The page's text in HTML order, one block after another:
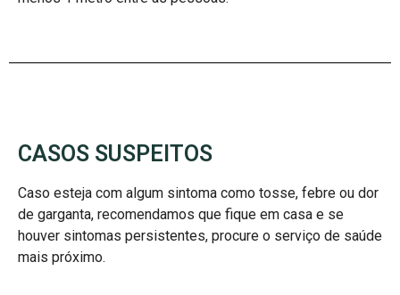
CASOS SUSPEITOS
Caso esteja com algum sintoma como tosse, febre ou dor
de garganta, recomendamos que fique em casa e se
houver sintomas persistentes, procure o serviço de saúde
mais próximo.